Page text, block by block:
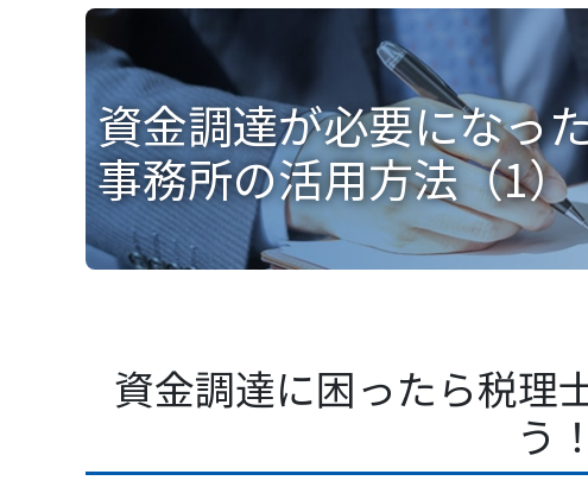
資金調達が必要になっ
事務所の活用方法（1）
資金調達に困ったら税理
う！